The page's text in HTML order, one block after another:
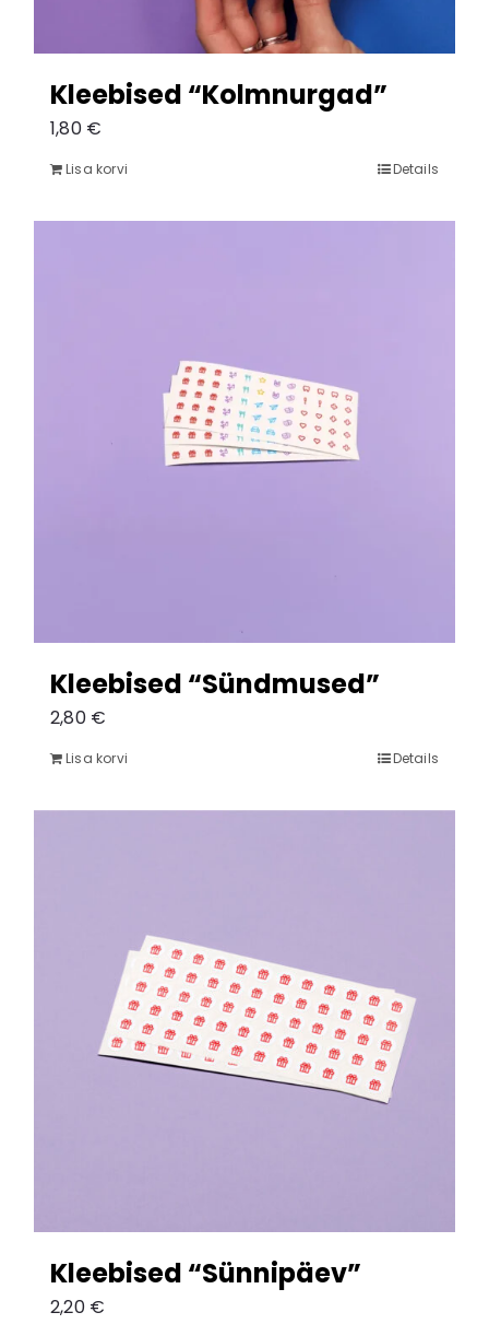
Kleebised “Kolmnurgad”
1,80 €
Lisa korvi Details
Kleebised “Sündmused”
2,80 €
Lisa korvi Details
Kleebised “Sünnipäev”
2,20 €